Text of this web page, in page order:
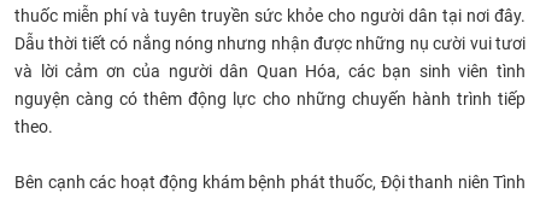
CỰU NGƯỜI HỌC
thuốc miễn phí và tuyên truyền sức khỏe cho người dân tại nơi đây.
Dẫu thời tiết có nắng nóng nhưng nhận được những nụ cười vui tươi
và lời cảm ơn của người dân Quan Hóa, các bạn sinh viên tình
nguyện càng có thêm động lực cho những chuyến hành trình tiếp
theo.
Bên cạnh các hoạt động khám bệnh phát thuốc, Đội thanh niên Tình